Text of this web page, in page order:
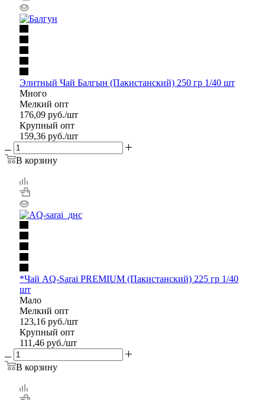
Элитный Чай Балгын (Пакистанский) 250 гр 1/40 шт
Много
Мелкий опт
176,09 руб./шт
Крупный опт
159,36 руб./шт
В корзину
*Чай AQ-Sarai PREMIUM (Пакистанский) 225 гр 1/40
шт
Мало
Мелкий опт
123,16 руб./шт
Крупный опт
111,46 руб./шт
В корзину